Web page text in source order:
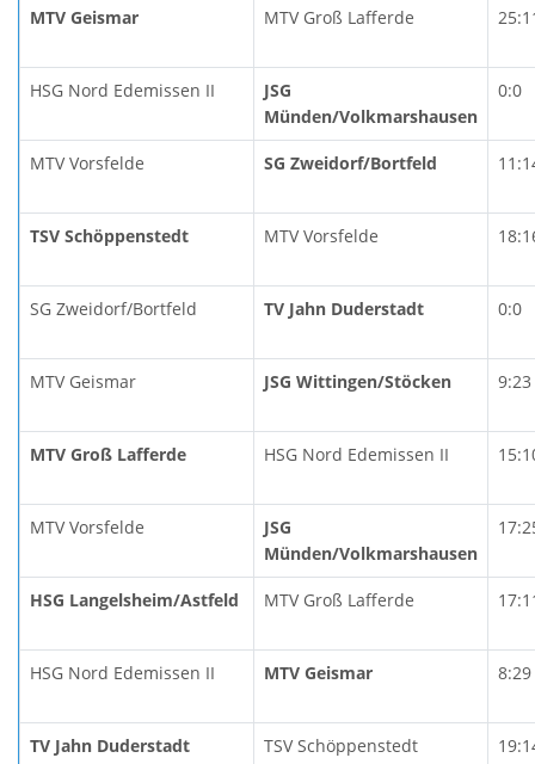
MTV Geismar MTV Groß Lafferde
HSG Nord Edemissen II
JSG
Münden/Volkmarshausen
0:0
MTV Vorsfelde SG Zweidorf/Bortfeld
TSV Schöppenstedt MTV Vorsfelde
SG Zweidorf/Bortfeld TV Jahn Duderstadt 0:0
MTV Geismar JSG Wittingen/Stöcken 9:23
MTV Groß Lafferde HSG Nord Edemissen II
MTV Vorsfelde
JSG
Münden/Volkmarshausen
HSG Langelsheim/Astfeld MTV Groß Lafferde
HSG Nord Edemissen II MTV Geismar 8:29
TV Jahn Duderstadt TSV Schöppenstedt